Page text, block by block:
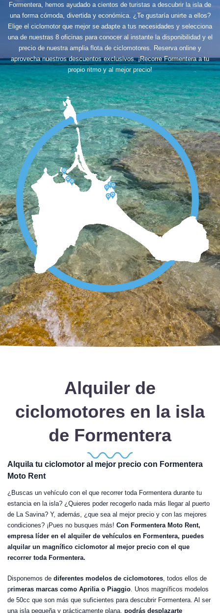
Formentera, hemos ayudado a cientos de turistas a descubrir la isla de
una forma cómoda, divertida y económica. ¿Te gustaría unirte a ellos?
Elige el ciclomotor que mejor se adapte a tus necesidades y selecciona
una de nuestras 8 oficinas para conocer al instante la disponibilidad y el
precio de nuestra amplia flota de ciclomotores. Reserva online y
aprovecha nuestros descuentos exclusivos. ¡Recorre Formentera a tu
propio ritmo y al mejor precio!
Alquiler de
ciclomotores en la isla
de Formentera
Alquila tu ciclomotor al mejor precio con Formentera
Moto Rent
¿Buscas un vehículo con el que recorrer toda Formentera durante tu
estancia en la isla? ¿Quieres poder recogerlo nada más llegar al puerto
de La Savina? Y, además, ¿que sea al mejor precio y con las mejores
condiciones? ¡Pues no busques más! Con Formentera Moto Rent,
empresa líder en el alquiler de vehículos en Formentera, puedes
alquilar un magnífico ciclomotor al mejor precio con el que
recorrer toda Formentera.
Disponemos de diferentes modelos de ciclomotores, todos ellos de
primeras marcas como Aprilia o Piaggio. Unos magníficos modelos
de 50cc que son más que suficientes para descubrir Formentera. Al ser
una isla pequeña y prácticamente plana, podrás desplazarte